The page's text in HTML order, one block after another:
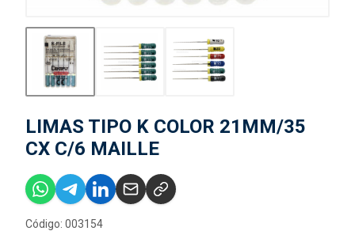
LIMAS TIPO K COLOR 21MM/35
CX C/6 MAILLE
Código: 003154